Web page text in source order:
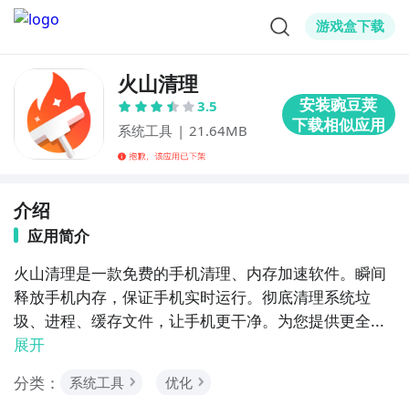
游戏盒下载
火山清理
3.5
系统工具 | 21.64MB
介绍
应用简介
火山清理是一款免费的手机清理、内存加速软件。瞬间
释放手机内存，保证手机实时运行。彻底清理系统垃
圾、进程、缓存文件，让手机更干净。为您提供更全...
展开
分类：
系统工具 优化